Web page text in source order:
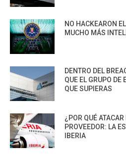
NO HACKEARON
MUCHO MÁS
DENTRO DEL
QUE EL GRUPO DE
QUE SUPIERAS
¿POR QUÉ
PROVEEDOR: LA
IBERIA